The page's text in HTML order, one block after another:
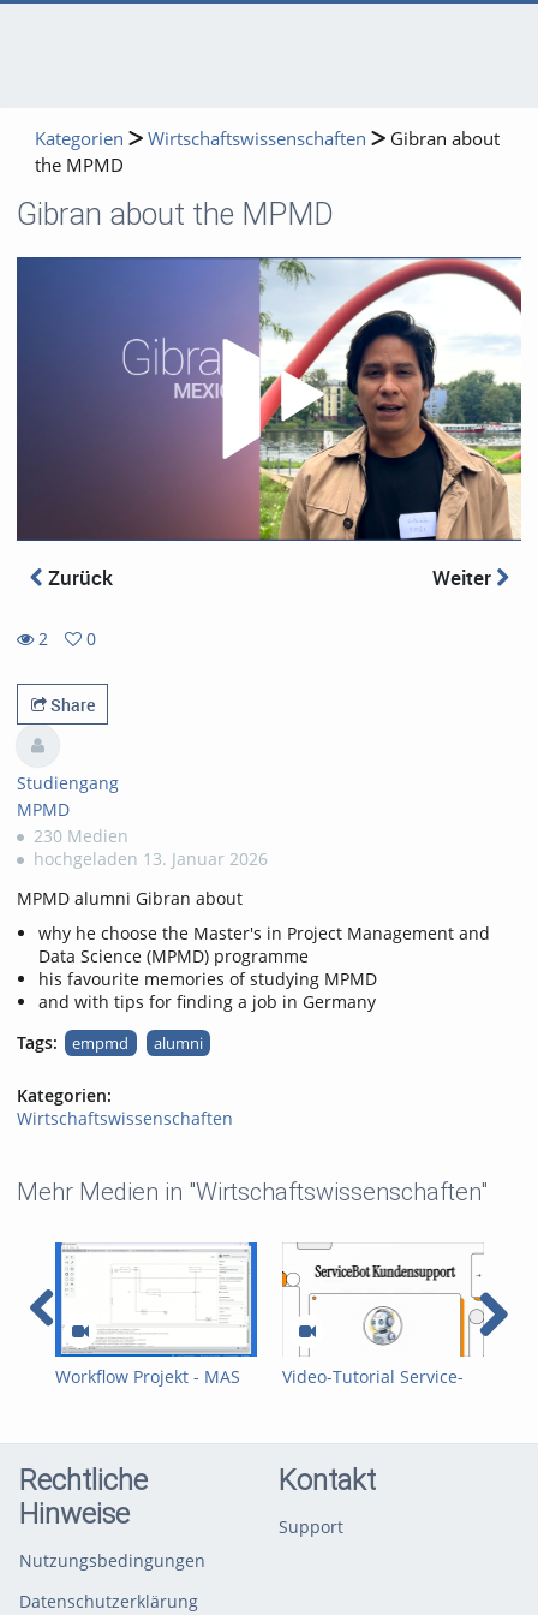
Kategorien Wirtschaftswissenschaften
Gibran about
the MPMD
Gibran about the MPMD
Zurück Weiter
2
views
0
favorites
Share
Studiengang
MPMD
230 Medien
hochgeladen 13. Januar 2026
MPMD alumni Gibran about
why he choose the Master's in Project Management and
Data Science (MPMD) programme
his favourite memories of studying MPMD
and with tips for finding a job in Germany
Tags:
empmd alumni
Kategorien:
Wirtschaftswissenschaften
Mehr Medien in "Wirtschaftswissenschaften"
Workflow Projekt - MAS
Video-Tutorial Service-
Rechtliche
Hinweise
Nutzungsbedingungen
Datenschutzerklärung
Kontakt
Support